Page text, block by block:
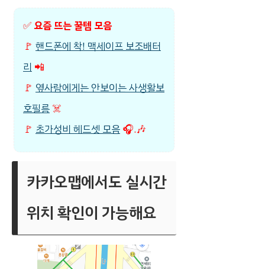
✅ 요즘 뜨는 꿀템 모음
🚩 핸드폰에 착! 맥세이프 보조배터
리 📲
🚩 옆사람에게는 안보이는 사생활보
호필름 ☠️
🚩 초가성비 헤드셋 모음 🎧.🎶
카카오맵에서도 실시간
위치 확인이 가능해요